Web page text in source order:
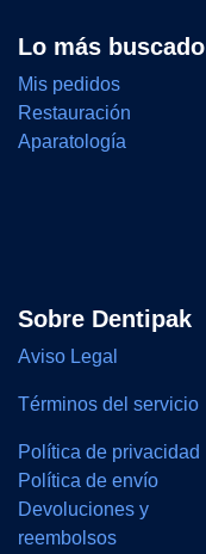
Lo más buscado
Mis pedidos
Restauración
Aparatología
Sobre Dentipak
Aviso Legal
Términos del servicio
Política de privacidad
Política de envío
Devoluciones y
reembolsos